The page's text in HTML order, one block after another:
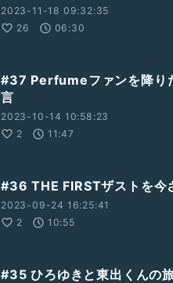
2023-11-18 09:32:35
26
06:30
#37 Perfumeファンを降り
言
2023-10-14 10:58:23
2
11:47
#36 THE FIRSTザストを今
2023-09-24 16:25:41
2
10:55
#35 ひろゆきと東出くんの